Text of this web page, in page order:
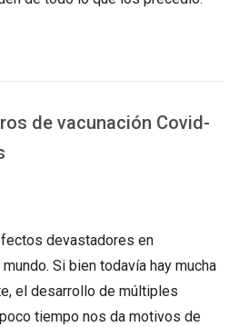
de vacunación Covid-
devastadores en
Si bien todavía hay mucha
el desarrollo de múltiples
tiempo nos da motivos de